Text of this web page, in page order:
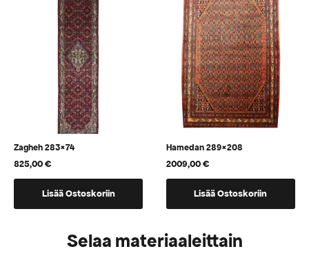
Zagheh 283×74
825,00€
Lisää Ostoskoriin
Hamedan 289×208
2009,00€
Lisää Ostoskoriin
Selaa materiaaleittain